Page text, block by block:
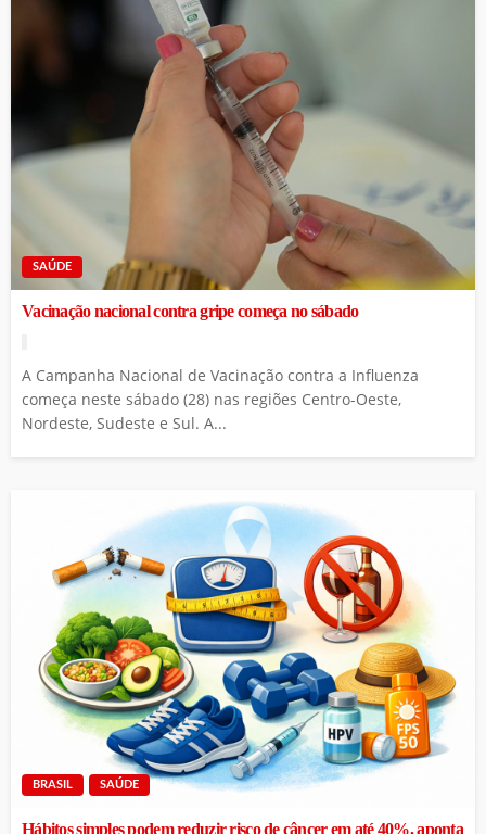
SAÚDE
Vacinação nacional contra gripe começa no sábado
A Campanha Nacional de Vacinação contra a Influenza
começa neste sábado (28) nas regiões Centro-Oeste,
Nordeste, Sudeste e Sul. A...
BRASIL SAÚDE
Hábitos simples podem reduzir risco de câncer em até 40%, aponta